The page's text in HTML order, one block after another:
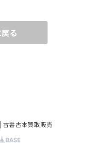
る
書古本買取販売